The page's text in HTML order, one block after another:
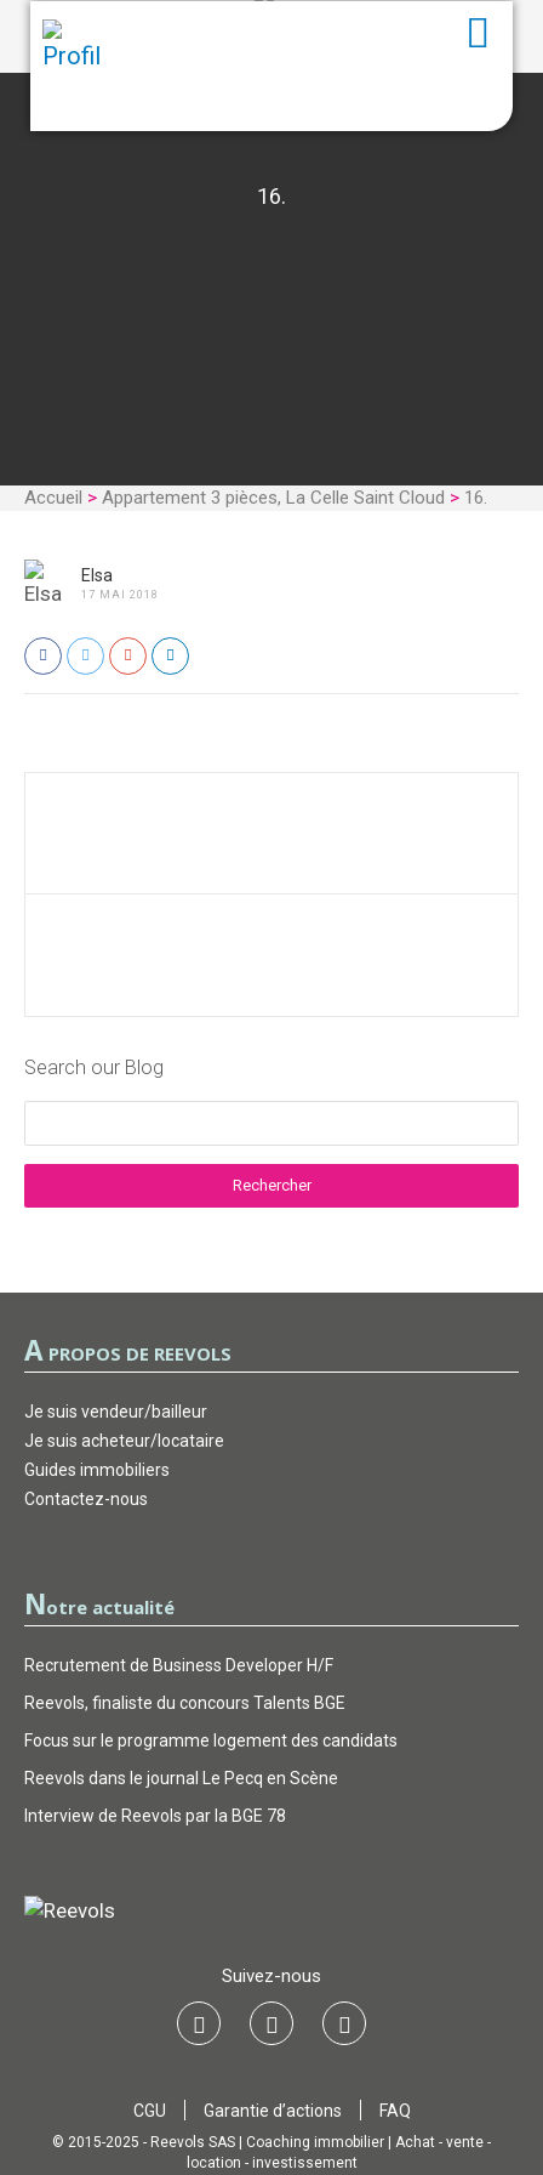
16.
Accueil > Appartement 3 pièces, La Celle Saint Cloud > 16.
Elsa
17 MAI 2018
Search our Blog
A PROPOS DE REEVOLS
Je suis vendeur/bailleur
Je suis acheteur/locataire
Guides immobiliers
Contactez-nous
Notre actualité
Recrutement de Business Developer H/F
Reevols, finaliste du concours Talents BGE
Focus sur le programme logement des candidats
Reevols dans le journal Le Pecq en Scène
Interview de Reevols par la BGE 78
Suivez-nous
CGU Garantie d’actions FAQ
© 2015-2025 - Reevols SAS | Coaching immobilier | Achat - vente -
location - investissement